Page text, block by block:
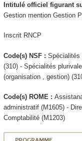
Intitulé officiel figurant
Gestion mention Gestion
Inscrit RNCP
Code(s) NSF : Spécialités
(310) - Spécialités
(organisation , gestion)
Code(s) ROME :
administratif (M1605) -
Comptabilité (M1203)